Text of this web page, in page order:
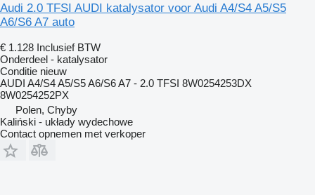
Audi 2.0 TFSI AUDI katalysator voor Audi A4/S4 A5/S5
A6/S6 A7 auto
€ 1.128 Inclusief BTW
Onderdeel - katalysator
Conditie nieuw
AUDI A4/S4 A5/S5 A6/S6 A7 - 2.0 TFSI 8W0254253DX
8W0254252PX
Polen, Chyby
Kaliński - układy wydechowe
Contact opnemen met verkoper